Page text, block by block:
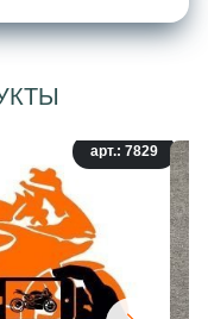
арт.: 7829